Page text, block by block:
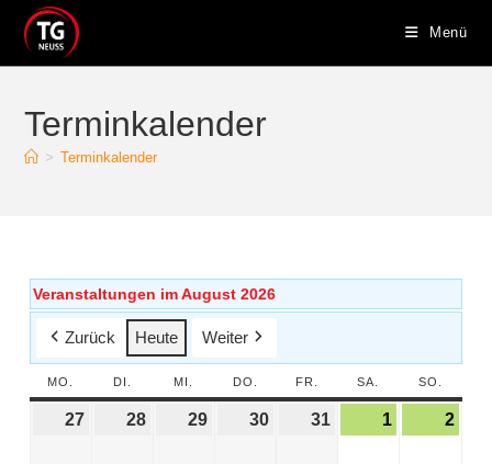
Menü
Terminkalender
> Terminkalender
Veranstaltungen im August 2026
Zurück Heute Weiter
MO. DI. MI. DO. FR. SA. SO.
27 28 29 30 31 1 2